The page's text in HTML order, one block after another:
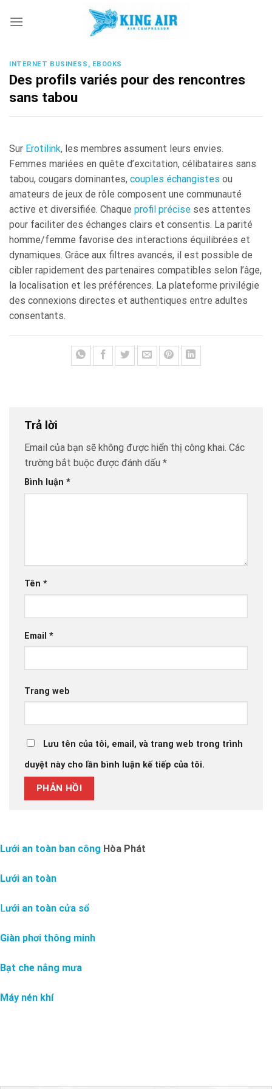
INTERNET BUSINESS, EBOOKS
Des profils variés pour des rencontres
sans tabou
Sur Erotilink, les membres assument leurs envies.
Femmes mariées en quête d’excitation, célibataires sans
tabou, cougars dominantes, couples échangistes ou
amateurs de jeux de rôle composent une communauté
active et diversifiée. Chaque profil précise ses attentes
pour faciliter des échanges clairs et consentis. La parité
homme/femme favorise des interactions équilibrées et
dynamiques. Grâce aux filtres avancés, il est possible de
cibler rapidement des partenaires compatibles selon l’âge,
la localisation et les préférences. La plateforme privilégie
des connexions directes et authentiques entre adultes
consentants.
Trả lời
Email của bạn sẽ không được hiển thị công khai. Các
trường bắt buộc được đánh dấu *
Bình luận *
Tên *
Email *
Trang web
Lưu tên của tôi, email, và trang web trong trình
duyệt này cho lần bình luận kế tiếp của tôi.
Lưới an toàn ban công Hòa Phát
Lưới an toàn
Lưới an toàn cửa sổ
Giàn phơi thông minh
Bạt che nắng mưa
Máy nén khí